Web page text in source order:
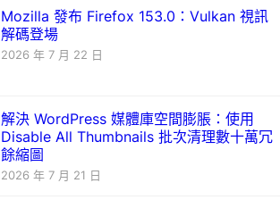
Mozilla 發布 Firefox 153.0：Vulkan 視訊
解碼登場
2026 年 7 月 22 日
解決 WordPress 媒體庫空間膨脹：使用
Disable All Thumbnails 批次清理數十萬冗
餘縮圖
2026 年 7 月 21 日